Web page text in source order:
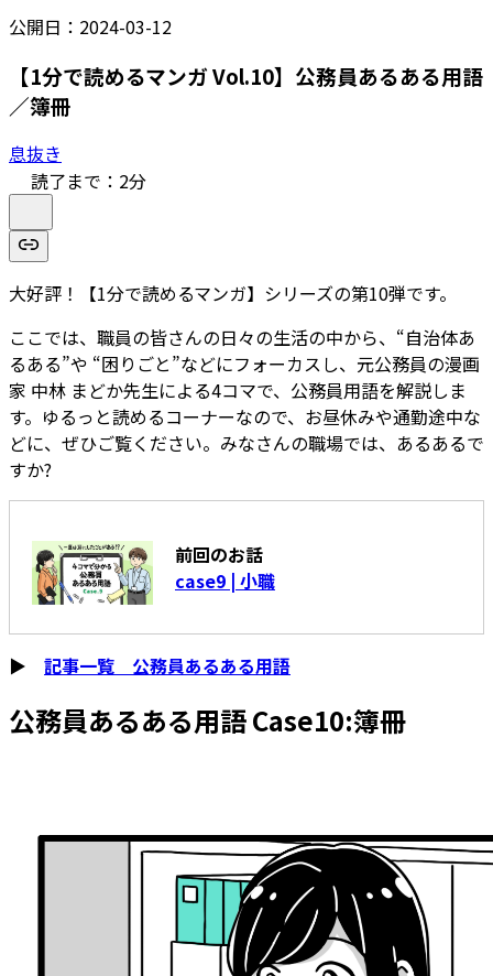
公開日： 2024-03-12
【1分で読めるマンガ Vol.10】公務員あるある用語
／簿冊
息抜き
読了まで： 2分
大好評！【1分で読めるマンガ】シリーズの第10弾です。
ここでは、職員の皆さんの日々の生活の中から、“自治体あ
るある”や “困りごと”などにフォーカスし、元公務員の漫画
家 中林 まどか先生による4コマで、公務員用語を解説しま
す。ゆるっと読めるコーナーなので、お昼休みや通勤途中な
どに、ぜひご覧ください。みなさんの職場では、あるあるで
すか?
前回のお話
case9 | 小職
▶ 記事一覧 公務員あるある用語
公務員あるある用語 Case10:簿冊